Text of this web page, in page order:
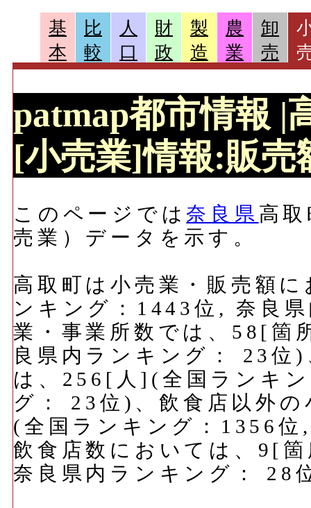
基
本
比
較
人
口
財
政
製
造
農
業
卸
売
patmap都市情報 |
[小売業]情報:販売
このページでは 奈良県 高
売業）データを示す。
高取町は小売業・販売額
ンキング：1443位, 奈良
業・事業所数では、58[箇
良県内ランキング： 23位
は、256[人](全国ランキ
グ： 23位)、飲食店以外
(全国ランキング：1356
飲食店数においては、9[
奈良県内ランキング： 28